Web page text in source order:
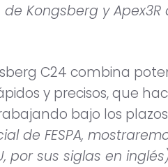
Kongsberg y Apex3R
C24 combina
y precisos, que
bajo los
de FESPA,
por sus siglas en